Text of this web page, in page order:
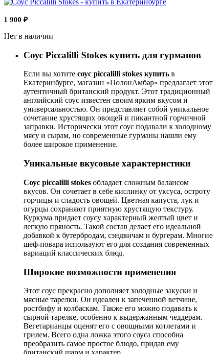
1 900 ₽
Нет в наличии
Соус Piccalilli Stokes купить для гурманов
Если вы хотите соус piccalilli stokes купить в
Екатеринбурге, магазин «ПолонАмбар» предлагает этот
аутентичный британский продукт. Этот традиционный
английский соус известен своим ярким вкусом и
универсальностью. Он представляет собой уникальное
сочетание хрустящих овощей и пикантной горчичной
заправки. Исторически этот соус подавали к холодному
мясу и сырам, но современные гурманы нашли ему
более широкое применение.
Уникальные вкусовые характеристики
Соус piccalilli stokes обладает сложным балансом
вкусов. Он сочетает в себе кислинку от уксуса, остроту
горчицы и сладость овощей. Цветная капуста, лук и
огурцы сохраняют приятную хрустящую текстуру.
Куркума придает соусу характерный желтый цвет и
легкую пряность. Такой состав делает его идеальной
добавкой к бутербродам, сэндвичам и бургерам. Многие
шеф-повара используют его для создания современных
вариаций классических блюд.
Широкие возможности применения
Этот соус прекрасно дополняет холодные закуски и
мясные тарелки. Он идеален к запеченной ветчине,
ростбифу и колбаскам. Также его можно подавать к
сырной тарелке, особенно к выдержанным чеддерам.
Вегетарианцы оценят его с овощными котлетами и
грилем. Всего одна ложка этого соуса способна
преобразить самое простое блюдо, придав ему